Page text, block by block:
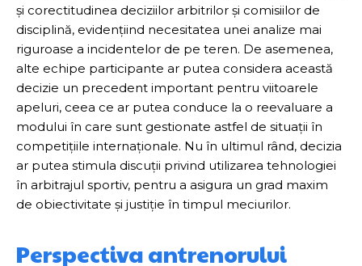
și corectitudinea deciziilor arbitrilor și comisiilor de
disciplină, evidențiind necesitatea unei analize mai
riguroase a incidentelor de pe teren. De asemenea,
alte echipe participante ar putea considera această
decizie un precedent important pentru viitoarele
apeluri, ceea ce ar putea conduce la o reevaluare a
modului în care sunt gestionate astfel de situații în
competițiile internaționale. Nu în ultimul rând, decizia
ar putea stimula discuții privind utilizarea tehnologiei
în arbitrajul sportiv, pentru a asigura un grad maxim
de obiectivitate și justiție în timpul meciurilor.
Perspectiva antrenorului